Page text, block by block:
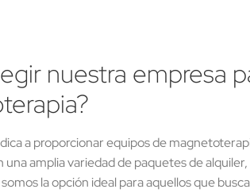
nuestra empresa
a proporcionar equipos de
una amplia variedad de paquetes de
la opción ideal para aquellos que